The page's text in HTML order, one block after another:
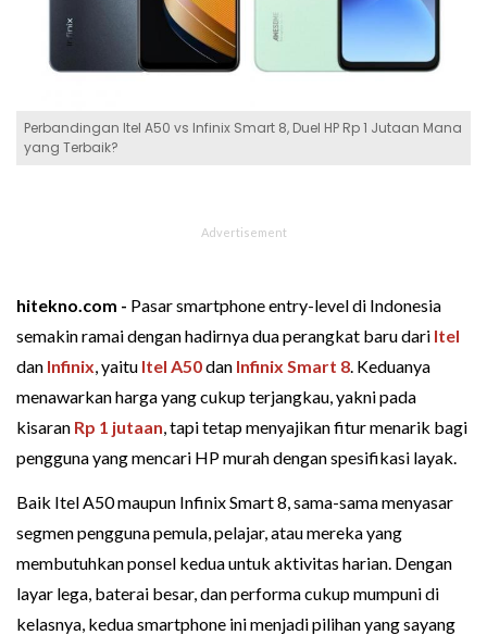
Perbandingan Itel A50 vs Infinix Smart 8, Duel HP Rp 1 Jutaan Mana
yang Terbaik?
hitekno.com - Pasar smartphone entry-level di Indonesia
semakin ramai dengan hadirnya dua perangkat baru dari Itel
dan Infinix, yaitu Itel A50dan Infinix Smart 8. Keduanya
menawarkan harga yang cukup terjangkau, yakni pada
kisaran Rp 1 jutaan, tapi tetap menyajikan fitur menarik bagi
pengguna yang mencari HP murah dengan spesifikasi layak.
Baik Itel A50 maupun Infinix Smart 8, sama-sama menyasar
segmen pengguna pemula, pelajar, atau mereka yang
membutuhkan ponsel kedua untuk aktivitas harian. Dengan
layar lega, baterai besar, dan performa cukup mumpuni di
kelasnya, kedua smartphone ini menjadi pilihan yang sayang